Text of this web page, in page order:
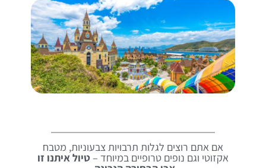
אם אתם רוצים לגלות תרבויות צבעוניות, מטבח
אקזוטי וגם נופים טרופיים במיוחד –טיול איתנו זו